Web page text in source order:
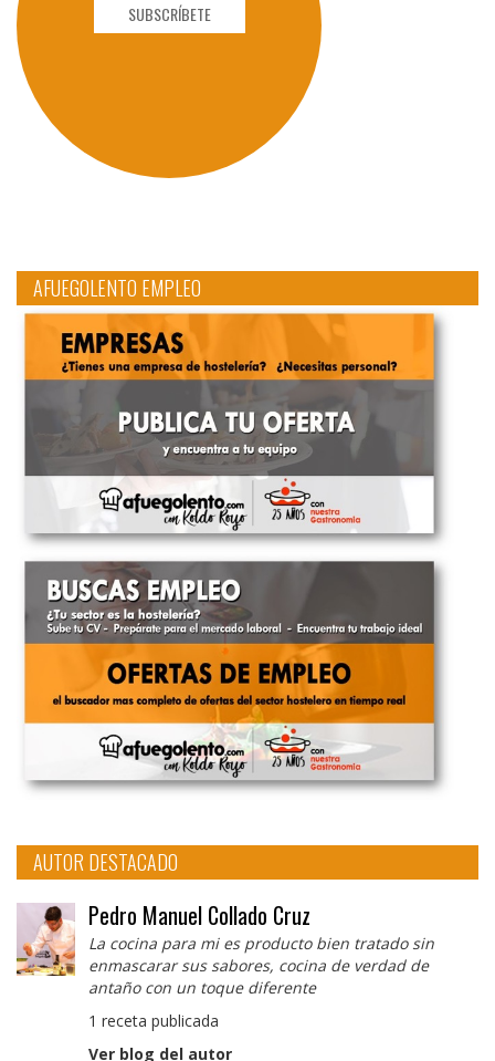
SUBSCRÍBETE
AFUEGOLENTO EMPLEO
AUTOR DESTACADO
Pedro Manuel Collado Cruz
La cocina para mi es producto bien tratado sin
enmascarar sus sabores, cocina de verdad de
antaño con un toque diferente
1 receta publicada
Ver blog del autor